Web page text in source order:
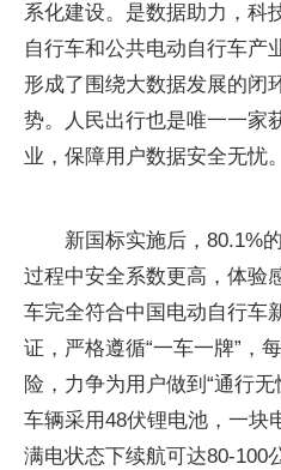
系化建设。是数据助力，科
自行车和公共电动自行车产
形成了围绕大数据发展的闭
势。人民出行也是唯一一家
业，保障用户数据安全无忧。
新国标实施后，80.1%
过程中安全系数更高，体验
车完全符合中国电动自行车
证，严格遵循“一车一牌”，
险，力争为用户做到“通行
车辆采用48伏锂电池，一块
满电状态下续航可达80-100